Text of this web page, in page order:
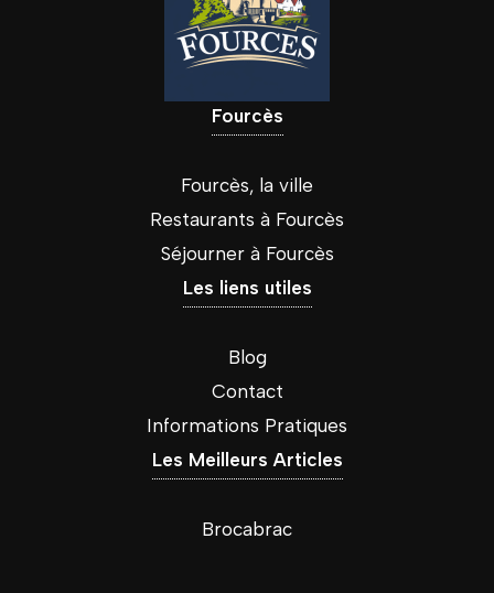
Fourcès
Fourcès, la ville
Restaurants à Fourcès
Séjourner à Fourcès
Les liens utiles
Blog
Contact
Informations Pratiques
Les Meilleurs Articles
Brocabrac